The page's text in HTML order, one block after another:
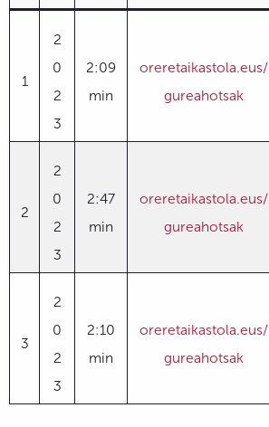
1
2
0
2
3
2:09
min
oreretaikastola.eus/
gureahotsak
2
2
0
2
3
2:47
min
oreretaikastola.eus/
gureahotsak
3
2
0
2
3
2:10
min
oreretaikastola.eus/
gureahotsak